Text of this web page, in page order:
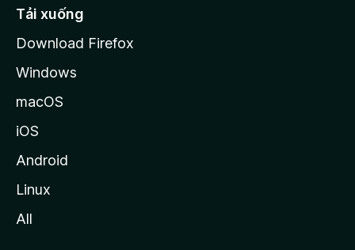
lTải xuống
Download Firefox
Windows
macOS
iOS
Android
Linux
All